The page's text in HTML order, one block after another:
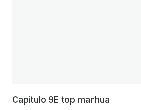
Capitulo 9E top manhua